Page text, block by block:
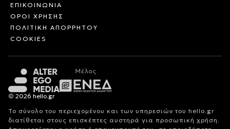
ΕΠΙΚΟΙΝΩΝΙΑ
ΟΡΟΙ ΧΡΗΣΗΣ
ΠΟΛΙΤΙΚΗ ΑΠΟΡΡΗΤΟΥ
COOKIES
© 2026 hello.gr
Το σύνολο του περιεχομένου και των υπηρεσιών του hello.gr
διατίθεται στους επισκέπτες αυστηρά για προσωπική χρήση.